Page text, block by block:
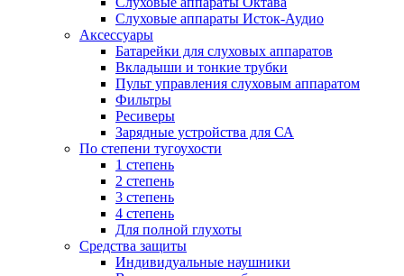
Слуховые аппараты Исток-Аудио
Аксессуары
Батарейки для слуховых аппаратов
Вкладыши и тонкие трубки
Пульт управления слуховым аппаратом
Фильтры
Ресиверы
Зарядные устройства для СА
По степени тугоухости
1 степень
2 степень
3 степень
4 степень
Для полной глухоты
Средства защиты
Индивидуальные наушники